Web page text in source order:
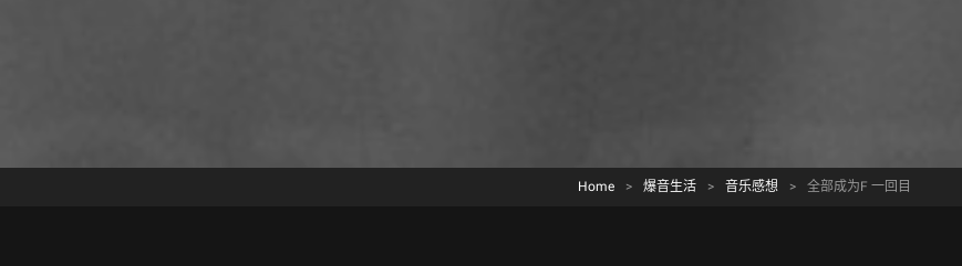
Home > 爆音生活 > 音乐感想 > 全部成为F 一回目